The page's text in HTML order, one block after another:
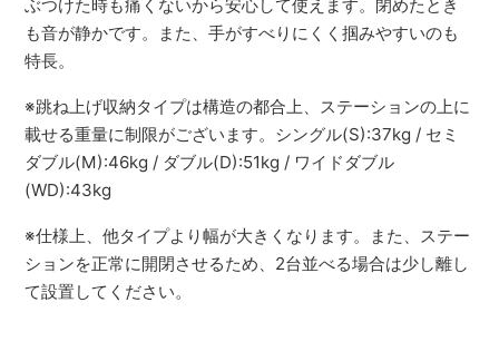
ぶつけた時も痛くないから安心して使えます。閉めたとき
も音が静かです。また、手がすべりにくく掴みやすいのも
特長。
※跳ね上げ収納タイプは構造の都合上、ステーションの上に
載せる重量に制限がございます。シングル(S):37kg / セミ
ダブル(M):46kg / ダブル(D):51kg / ワイドダブル
(WD):43kg
※仕様上、他タイプより幅が大きくなります。また、ステー
ションを正常に開閉させるため、2台並べる場合は少し離し
て設置してください。